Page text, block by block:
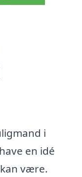
i
en idé
være.